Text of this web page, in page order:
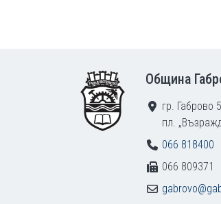
Община
гр. Габрово
пл.
066 818400
066 809371